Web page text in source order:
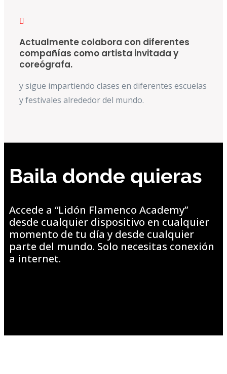
Actualmente colabora con diferentes
compañías como artista invitada y
coreógrafa.
y sigue impartiendo clases en diferentes escuelas
y festivales alrededor del mundo.
Baila donde quieras
Accede a “Lidón Flamenco Academy”
desde cualquier dispositivo en cualquier
momento de tu día y desde cualquier
parte del mundo. Solo necesitas conexión
a internet.